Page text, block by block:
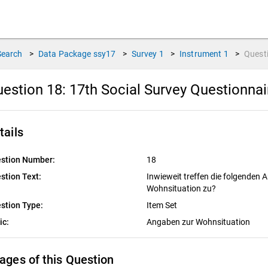
> Data Package ssy17 > Survey 1 > Instrument 1 >
18: 17th Social Survey
Number:
18
Text:
Inwieweit treffen die folgenden
Wohnsituation zu?
Type:
Item Set
Angaben zur Wohnsituation
of this Question